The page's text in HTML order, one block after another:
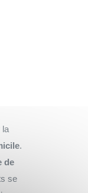
la
.
de
se